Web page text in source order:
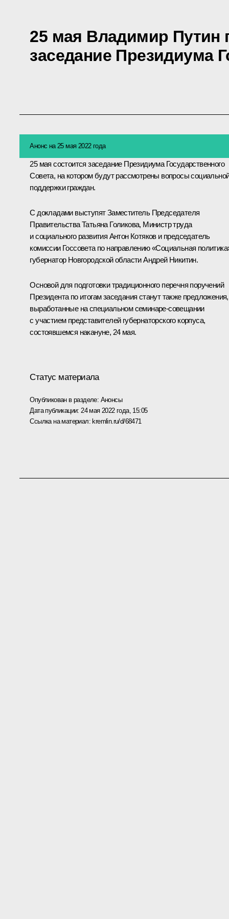
25 мая Владимир Путин
заседание Президиума
Анонс на 25 мая 2022 года
25 мая состоится заседание Президиума Государственного
Совета, на котором будут рассмотрены вопросы
поддержки граждан.
С докладами выступят Заместитель Председателя
ПравительстваТатьяна Голикова, Министр труда
и социального развития Антон Котякови председатель
комиссии Госсовета по направлению «Социальная
губернатор Новгородской областиАндрей Никитин.
Основой для подготовки традиционного перечня поручений
Президента по итогам заседания станут также предложения,
выработанные на специальном семинаре-совещании
с участием представителей губернаторского корпуса,
состоявшемся накануне, 24 мая.
Статус материала
Опубликован в разделе: Анонсы
Дата публикации: 24 мая 2022 года, 15:05
Ссылка на материал:kremlin.ru/d/68471